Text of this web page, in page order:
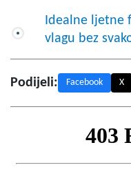
Idealne ljetne
vlagu bez
Podijeli: Facebook X